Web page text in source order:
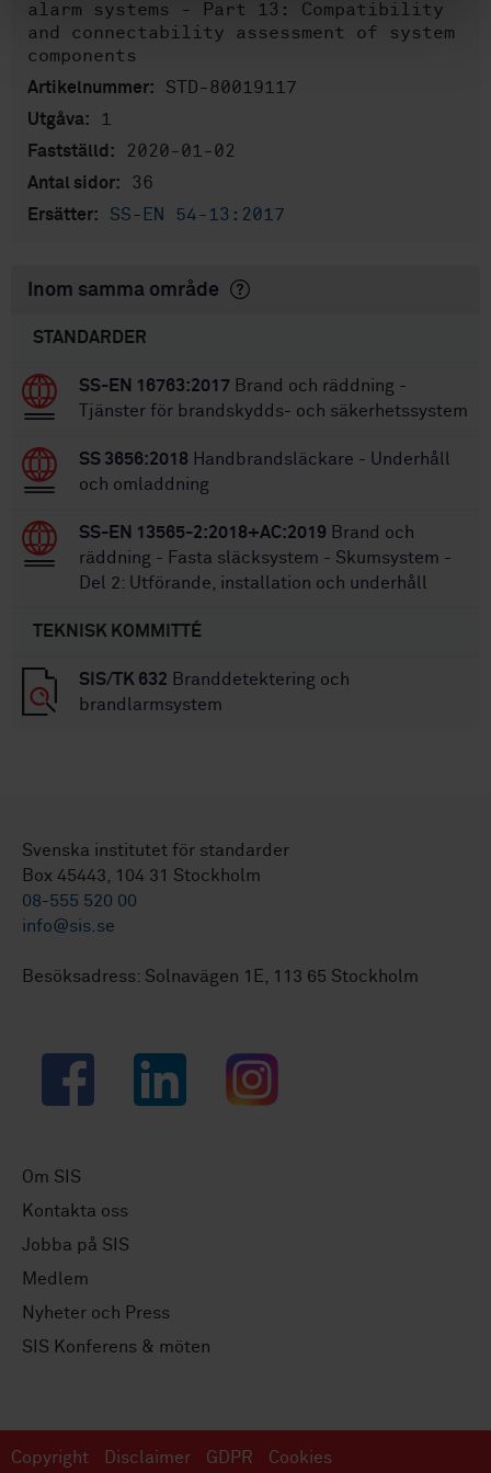
alarm systems - Part 13: Compatibility
and connectability assessment of system
components
Artikelnummer: STD-80019117
Utgåva: 1
Fastställd: 2020-01-02
Antal sidor: 36
Ersätter: SS-EN 54-13:2017
Inom samma område
STANDARDER
SS-EN 16763:2017 Brand och räddning -
Tjänster för brandskydds- och säkerhetssystem
SS 3656:2018 Handbrandsläckare - Underhåll
och omladdning
SS-EN 13565-2:2018+AC:2019 Brand och
räddning - Fasta släcksystem - Skumsystem -
Del 2: Utförande, installation och underhåll
TEKNISK KOMMITTÉ
SIS/TK 632 Branddetektering och
brandlarmsystem
Svenska institutet för standarder
Box 45443, 104 31 Stockholm
08-555 520 00
info@sis.se
Besöksadress: Solnavägen 1E, 113 65 Stockholm
Facebook LinkedIn Instagram
Om SIS
Kontakta oss
Jobba på SIS
Medlem
Nyheter och Press
SIS Konferens & möten
Copyright Disclaimer GDPR Cookies